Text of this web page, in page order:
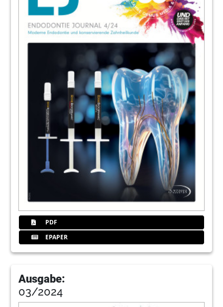
PDF
EPAPER
Ausgabe:
03/2024